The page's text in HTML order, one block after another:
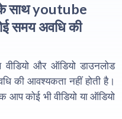
के साथ youtube
समय अवधि की
और ऑडियो डाउनलोड
की आवश्यकता नहीं होती है।
कोई भी वीडियो या ऑडियो